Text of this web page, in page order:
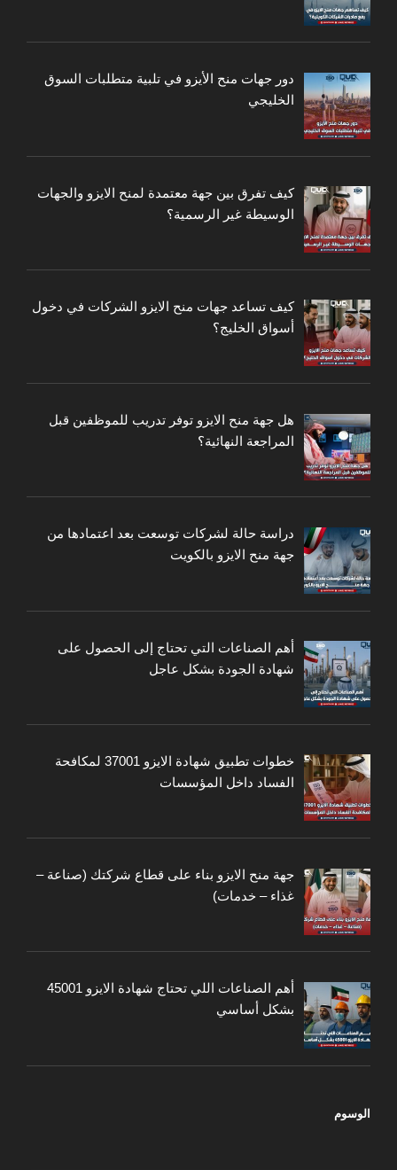
دور جهات منح الأيزو في تلبية متطلبات السوق
الخليجي
كيف تفرق بين جهة معتمدة لمنح الايزو والجهات
الوسيطة غير الرسمية؟
كيف تساعد جهات منح الايزو الشركات في دخول
أسواق الخليج؟
هل جهة منح الايزو توفر تدريب للموظفين قبل
المراجعة النهائية؟
دراسة حالة لشركات توسعت بعد اعتمادها من
جهة منح الايزو بالكويت
أهم الصناعات التي تحتاج إلى الحصول على
شهادة الجودة بشكل عاجل
خطوات تطبيق شهادة الايزو 37001 لمكافحة
الفساد داخل المؤسسات
جهة منح الايزو بناء على قطاع شركتك (صناعة –
غذاء – خدمات)
أهم الصناعات اللي تحتاج شهادة الايزو 45001
بشكل أساسي
الوسوم